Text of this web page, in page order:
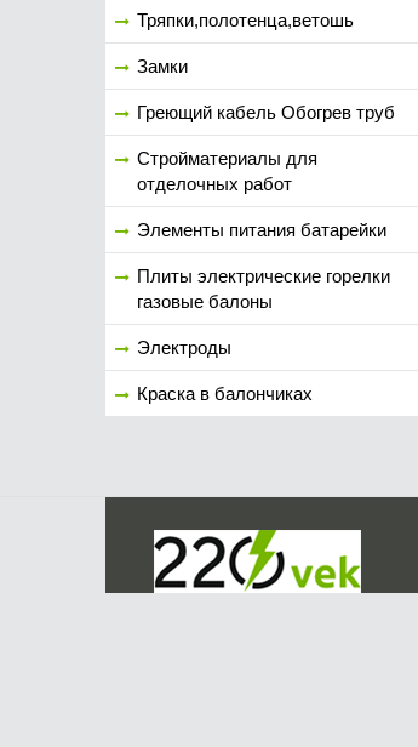
Тряпки,полотенца,ветошь
Замки
Греющий кабель Обогрев труб
Стройматериалы для
отделочных работ
Элементы питания батарейки
Плиты электрические горелки
газовые балоны
Электроды
Краска в балончиках